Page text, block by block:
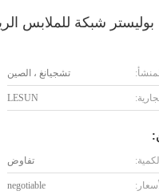
تشجيانغ ، الصين
LESUN
تفاوض
negotiable